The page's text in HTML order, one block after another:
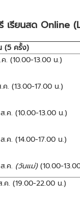
เรียนสด Online
(5 ครั้ง)
. (10.00-13.00 น.)
. (13.00-17.00 น.)
.ค. (10.00-13.00 น.)
.ค. (14.00-17.00 น.)
.ค. (วันแม่)(10.00-
.ค. (19.00-22.00 น.)